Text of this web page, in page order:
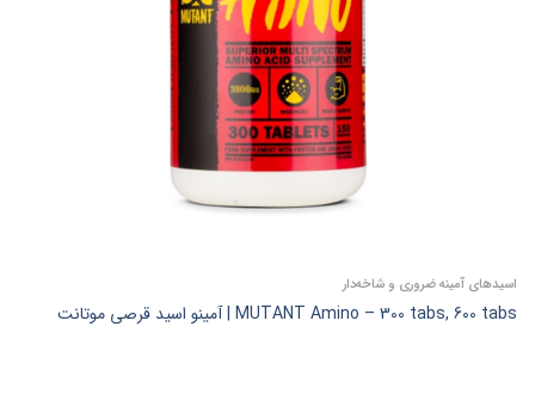
اسیدهای آمینه ضروری و شاخه‌دار
MUTANT Amino – 300 tabs, 600 tabs | آمینو اسید قرصی موتانت